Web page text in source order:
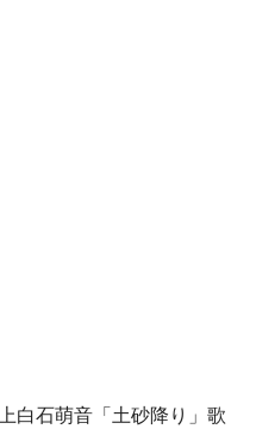
白石萌音「土砂降り」歌